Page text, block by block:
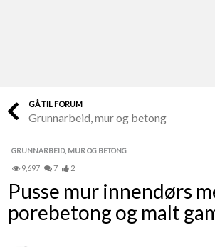
Finn håndverkere
Papirer som mangler
Skaff dokumentasjon som mangler
GÅ TIL FORUM
Grunnarbeid, mur og betong
GRUNNARBEID, MUR OG BETONG
9,697 7 2
Pusse mur innendørs
porebetong og malt